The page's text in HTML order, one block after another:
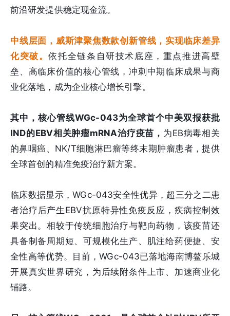
前沿研发提供稳定现金流。
中线层面，威斯津聚焦数款创新管线，实现临床差异
化突破。依托全链条自研技术底座，重点推进高壁
垒、高临床价值的核心管线，冲刺中期临床成果与商
业化落地，成为企业核心增长引擎。
其中，核心管线WGc-043为全球首个中美双报获批
IND的EBV相关肿瘤mRNA治疗疫苗， 为EB病毒相关
的鼻咽癌、NK/T细胞淋巴瘤等终末期肿瘤患者，提供
全球首创的精准免疫治疗新方案。
临床数据显示，WGc-043安全性优异，超三分之二患
者治疗后产生EBV抗原特异性免疫反应，疾病控制效
果突出。相较于传统细胞治疗与靶向药物，该疫苗还
具备制备周期短、可规模化生产、肌注给药便捷、安
全性高等优势。目前，WGc-043已落地海南博鳌乐城
开展真实世界研究，为后续附条件上市、加速商业化
铺路。